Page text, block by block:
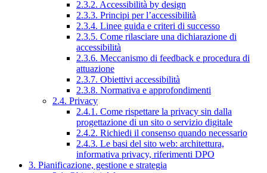
2.3.2. Accessibilità by design
2.3.3. Principi per l’accessibilità
2.3.4. Linee guida e criteri di successo
2.3.5. Come rilasciare una dichiarazione di
accessibilità
2.3.6. Meccanismo di feedback e procedura di
attuazione
2.3.7. Obiettivi accessibilità
2.3.8. Normativa e approfondimenti
2.4. Privacy
2.4.1. Come rispettare la privacy sin dalla
progettazione di un sito o servizio digitale
2.4.2. Richiedi il consenso quando necessario
2.4.3. Le basi del sito web: architettura,
informativa privacy, riferimenti DPO
3. Pianificazione, gestione e strategia